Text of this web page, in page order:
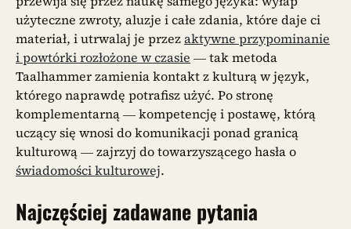
użyteczne zwroty, aluzje i całe zdania, które daje ci
materiał, i utrwalaj je przezaktywne przypominanie
i powtórki rozłożone w czasie — tak metoda
Taalhammer zamienia kontakt z kulturą w język,
którego naprawdę potrafisz użyć. Po stronę
komplementarną — kompetencję i postawę, którą
uczący się wnosi do komunikacji ponad granicą
kulturową — zajrzyj do towarzyszącego hasła o
świadomości kulturowej.
Najczęściej zadawane pytania